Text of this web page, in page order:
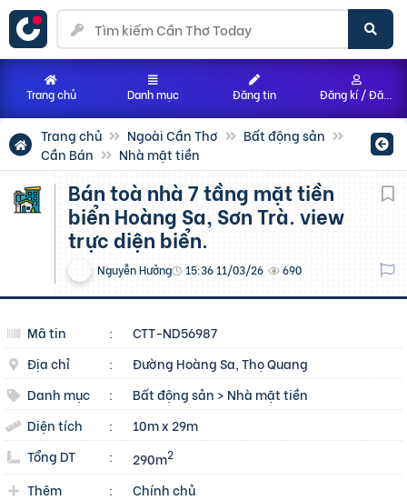
Trang chủ Ngoài Cần Thơ
Bất động sản
Cần Bán
Nhà mặt tiền
Bán toà nhà 7 tầng mặt tiền
biển Hoàng Sa, Sơn Trà. view
trực diện biển.
Nguyễn Hưởng 15:36 11/03/26 690
Mã tin :
CTT-ND56987
Địa chỉ
:
Đường Hoàng Sa, Thọ Quang
Danh mục
: Bất động sản > Nhà mặt tiền
Diện tích
:
10m x 29m
Tổng DT
: 290m2
Thêm :
Chính chủ
Trang chủ Danh mục Đăng tin